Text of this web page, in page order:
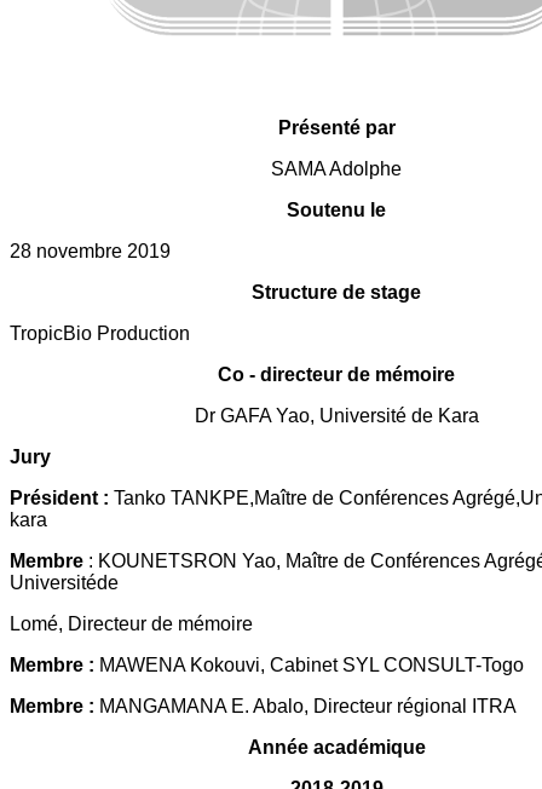
Présenté par
SAMA Adolphe
Soutenu le
28 novembre 2019
Structure de stage
TropicBio Production
Co - directeur de mémoire
Dr GAFA Yao, Université de Kara
Jury
Président : Tanko TANKPE,Maître de Conférences
kara
Membre : KOUNETSRON Yao, Maître de Conférences
Universitéde
Lomé, Directeur de mémoire
Membre : MAWENA Kokouvi, Cabinet SYL CONSULT-Togo
Membre : MANGAMANA E. Abalo, Directeur régional ITRA
Année académique